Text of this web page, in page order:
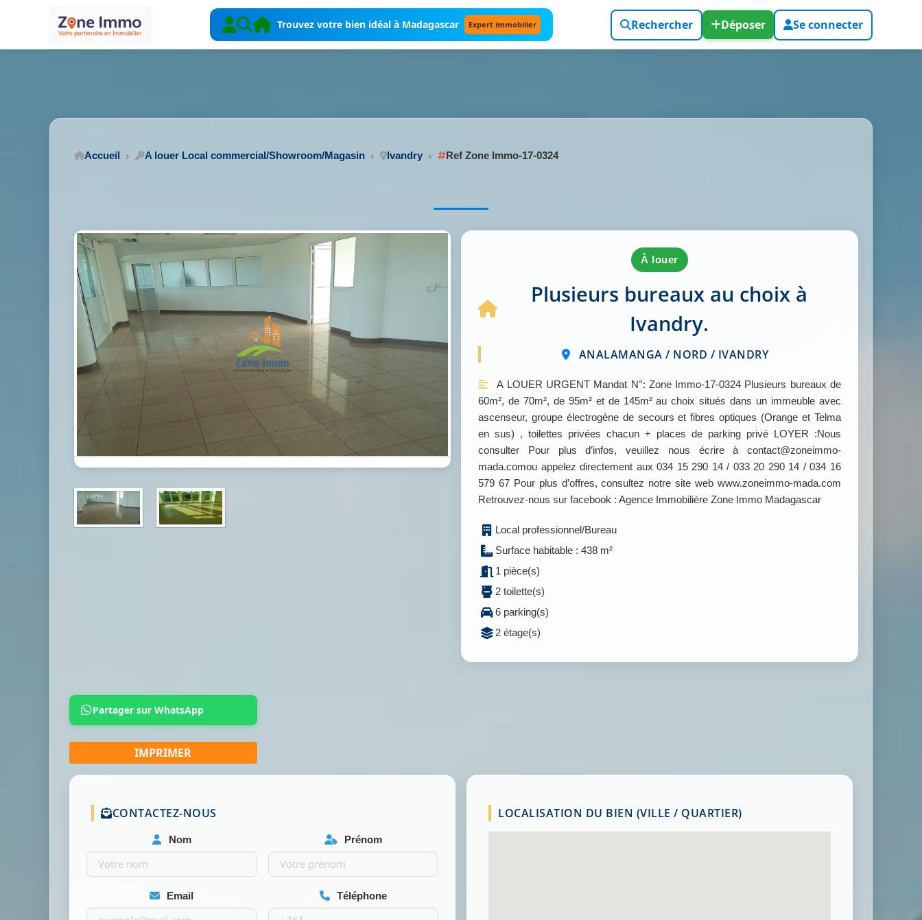
Trouvez votre bien idéal à Madagascar Expert immobilier Rechercher Déposer Se connecter
Accueil A louer Local commercial/Showroom/Magasin Ivandry Ref Zone Immo-17-0324
à louer
Plusieurs bureaux au choix à
Ivandry.
ANALAMANGA / NORD / IVANDRY
A LOUER URGENT Mandat N°: Zone Immo-17-0324 Plusieurs bureaux de
60m², de 70m², de 95m² et de 145m² au choix situés dans un immeuble avec
ascenseur, groupe électrogène de secours et fibres optiques (Orange et Telma
en sus) , toilettes privées chacun + places de parking privé LOYER :Nous
consulter Pour plus d’infos, veuillez nous écrire à contact@zoneimmo-
mada.comou appelez directement aux 034 15 290 14 / 033 20 290 14 / 034 16
579 67 Pour plus d’offres, consultez notre site web www.zoneimmo-mada.com
Retrouvez-nous sur facebook : Agence Immobilière Zone Immo Madagascar
Local professionnel/Bureau
Surface habitable : 438 m²
1 pièce(s)
2 toilette(s)
6 parking(s)
2 étage(s)
Partager sur WhatsApp
CONTACTEZ-NOUS
Nom Prénom
Email Téléphone
LOCALISATION DU BIEN (VILLE / QUARTIER)